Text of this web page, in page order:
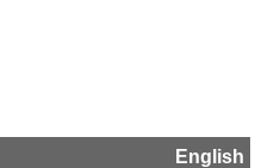
English